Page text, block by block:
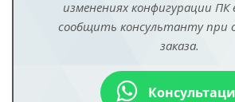
изменениях конфигурации
сообщить консультанту при
заказа.